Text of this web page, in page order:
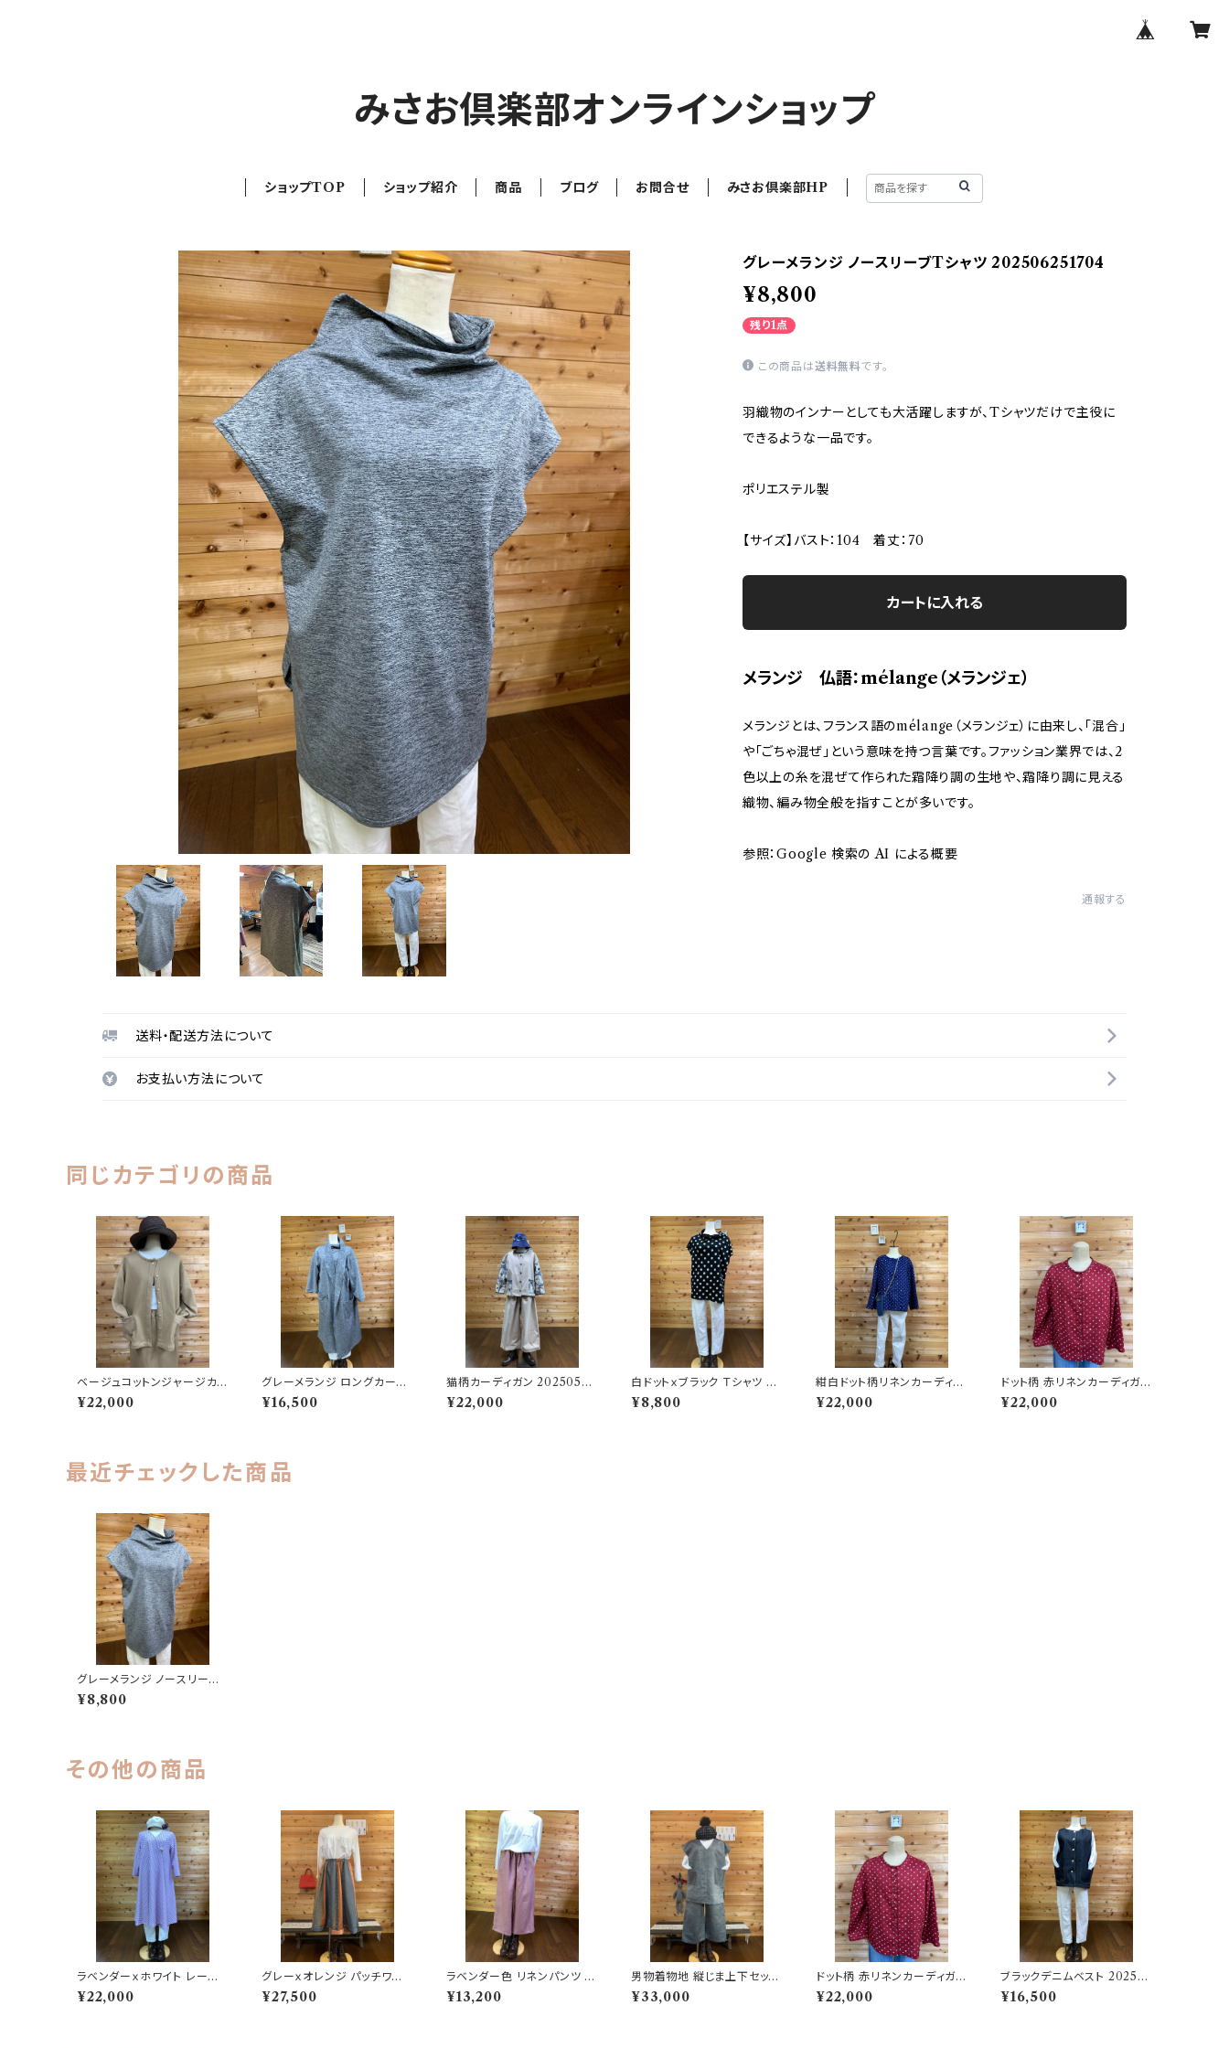
みさお倶楽部オンラインショップ
ショップTOP ショップ紹介 商品 ブログ お問合せ みさお倶楽部HP
グレーメランジ ノースリーブTシャツ 202506251704
¥8,800
残り1点
この商品は送料無料です。
羽織物のインナーとしても大活躍しますが、Tシャツだけで主役に
できるような一品です。
ポリエステル製
【サイズ】バスト：104 着丈：70
カートに入れる
メランジ 仏語：mélange（メランジェ）
メランジとは、フランス語のmélange（メランジェ）に由来し、「混合」
や「ごちゃ混ぜ」という意味を持つ言葉です。ファッション業界では、2
色以上の糸を混ぜて作られた霜降り調の生地や、霜降り調に見える
織物、編み物全般を指すことが多いです。
参照：Google 検索の AI による概要
通報する
送料・配送方法について
お支払い方法について
同じカテゴリの商品
ベージュコットンジャージカ
ーディガン 202505241013
¥22,000
グレーメランジ ロングカーデ
ィガン 202506251707
¥16,500
猫柄カーディガン 20250525
1646
¥22,000
白ドットｘブラック Ｔシャツ 20
2506251701
¥8,800
紺白ドット柄リネンカーディガ
ン 202505231527
¥22,000
ドット柄 赤リネンカーディガン
202505231522
¥22,000
最近チェックした商品
グレーメランジ ノースリーブT
シャツ 202506251704
¥8,800
その他の商品
ラベンダーｘホワイト レース
ワンピース 202506251731
¥22,000
グレーｘオレンジ パッチワー
クスカート 202502101028
¥27,500
ラベンダー色 リネンパンツ 2
02506251649
¥13,200
男物着物地 縦じま上下セット
202502131019
¥33,000
ドット柄 赤リネンカーディガン
202505231522
¥22,000
ブラックデニムベスト 20250
6251715
¥16,500